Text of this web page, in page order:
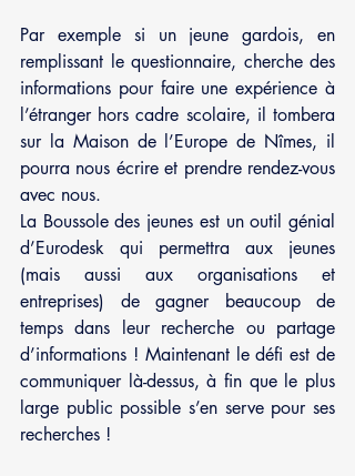
Par exemple si un jeune gardois, en
remplissant le questionnaire, cherche des
informations pour faire une expérience à
l’étranger hors cadre scolaire, il tombera
sur la Maison de l’Europe de Nîmes, il
pourra nous écrire et prendre rendez-vous
avec nous.
La Boussole des jeunes est un outil génial
d’Eurodesk qui permettra aux jeunes
(mais aussi aux organisations et
entreprises) de gagner beaucoup de
temps dans leur recherche ou partage
d’informations ! Maintenant le défi est de
communiquer là-dessus, à fin que le plus
large public possible s’en serve pour ses
recherches !